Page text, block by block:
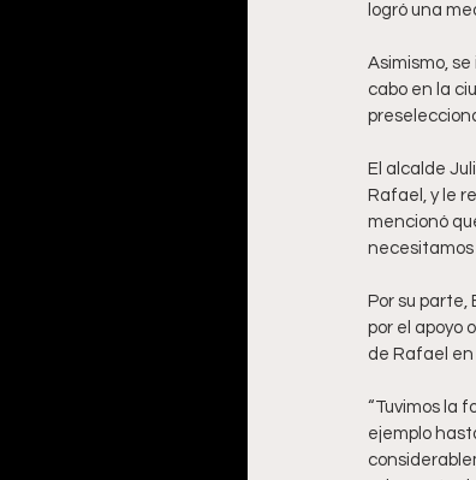
logró una
Asimismo,
cabo en la
El alcalde
Rafael, y le
mencionó
necesitamos
Por su
por el apoyo
de Rafael
“Tuvimos la
ejemplo